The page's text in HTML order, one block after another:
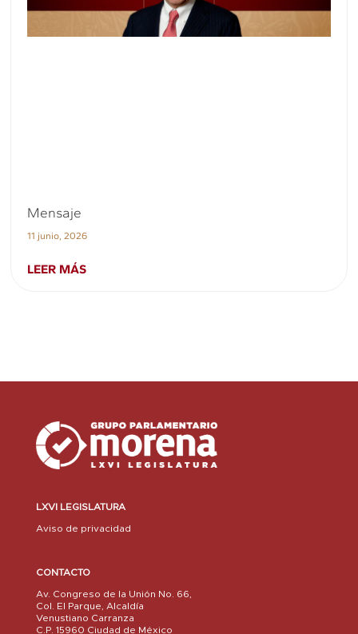
Mensaje
11 junio, 2026
LEER MÁS
LXVI LEGISLATURA
Aviso de privacidad
CONTACTO
Av. Congreso de la Unión No. 66,
Col. El Parque, Alcaldía
Venustiano Carranza
C.P. 15960 Ciudad de México